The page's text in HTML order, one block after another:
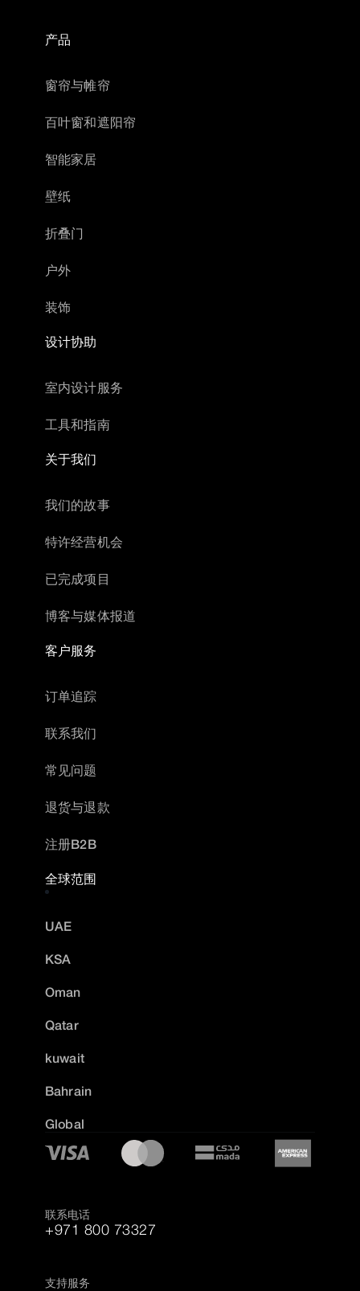
产品
窗帘与帷帘
百叶窗和遮阳帘
智能家居
壁纸
折叠门
户外
装饰
设计协助
室内设计服务
工具和指南
关于我们
我们的故事
特许经营机会
已完成项目
博客与媒体报道
客户服务
订单追踪
联系我们
常见问题
退货与退款
注册B2B
全球范围
UAE
KSA
Oman
Qatar
kuwait
Bahrain
Global
联系电话
+971 800 73327
支持服务